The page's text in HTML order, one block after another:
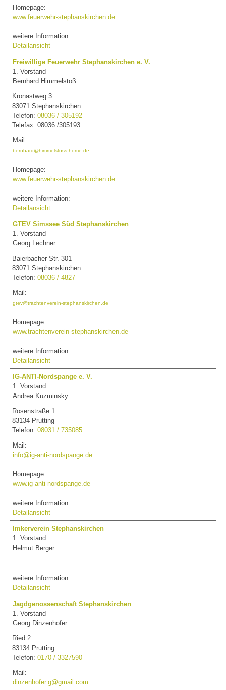
Homepage:
www.feuerwehr-stephanskirchen.de
weitere Information:
Detailansicht
Freiwillige Feuerwehr Stephanskirchen e. V.
1. Vorstand
Bernhard Himmelstoß
Kronastweg 3
83071 Stephanskirchen
Telefon:08036 / 305192
Telefax: 08036 /305193
Mail:
bernhard@himmelstoss-home.de
Homepage:
www.feuerwehr-stephanskirchen.de
weitere Information:
Detailansicht
GTEV Simssee Süd Stephanskirchen
1. Vorstand
Georg Lechner
Baierbacher Str. 301
83071 Stephanskirchen
Telefon:08036 / 4827
Mail:
gtev@trachtenverein-stephanskirchen.de
Homepage:
www.trachtenverein-stephanskirchen.de
weitere Information:
Detailansicht
IG-ANTI-Nordspange e. V.
1. Vorstand
Andrea Kuzminsky
Rosenstraße 1
83134 Prutting
Telefon:08031 / 735085
Mail:
info@ig-anti-nordspange.de
Homepage:
www.ig-anti-nordspange.de
weitere Information:
Detailansicht
Imkerverein Stephanskirchen
1. Vorstand
Helmut Berger
weitere Information:
Detailansicht
Jagdgenossenschaft Stephanskirchen
1. Vorstand
Georg Dinzenhofer
Ried 2
83134 Prutting
Telefon:0170 / 3327590
Mail:
dinzenhofer.g@gmail.com